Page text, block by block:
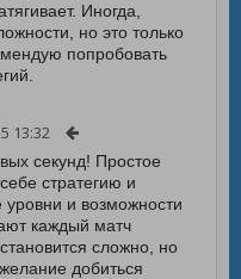
Иногда,
но это только
попробовать
13:32
секунд! Простое
стратегию и
уровни и возможности
каждый матч
сложно, но
добиться